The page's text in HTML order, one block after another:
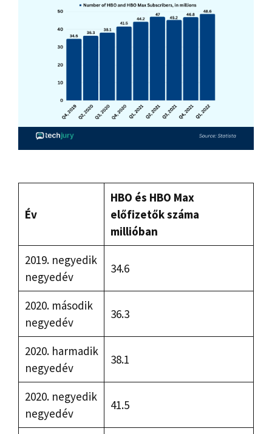
Év
HBO és HBO Max
előfizetők száma
millióban
2019. negyedik
negyedév
34.6
2020. második
negyedév
36.3
2020. harmadik
negyedév
38.1
2020. negyedik
negyedév
41.5